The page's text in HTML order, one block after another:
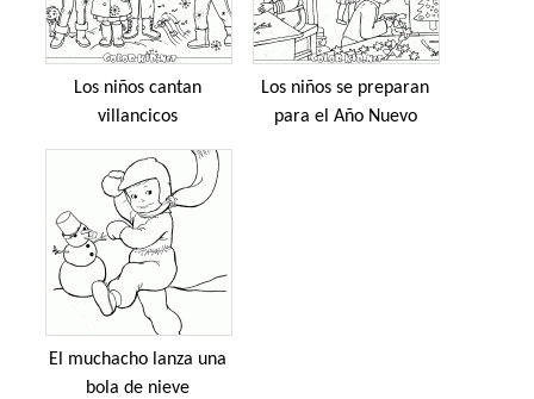
Los niños cantan
villancicos
Los niños se preparan
para el Año Nuevo
El muchacho lanza una
bola de nieve